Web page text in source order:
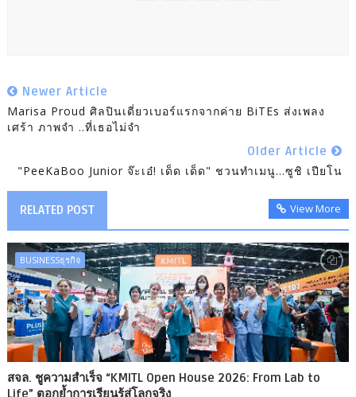
Newer Article
Marisa Proud ศิลปินเดี่ยวเบอร์แรกจากค่าย BiTEs ส่งเพลง
เศร้า ภาพจำ ..ที่เธอไม่จำ
Older Article
"PeeKaBoo Junior จ๊ะเอ๋! เด็ด เด็ด" ชวนทำเมนู…ซูชิ เปียโน
RELATED POST View More
BUSINESSธุรกิจ
สจล. ชูความสำเร็จ “KMITL Open House 2026: From Lab to
Life” ตอกย้ำการเรียนรู้สู่โลกจริง